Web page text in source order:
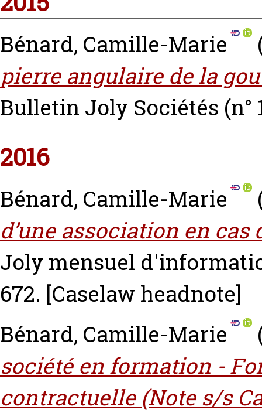
Bénard, Camille-Marie
pierre angulaire de la
Bulletin Joly Sociétés (n°
2016
Bénard, Camille-Marie
d’une association en
Joly mensuel
672. [Caselaw headnote]
Bénard, Camille-Marie
société en formation -
contractuelle (Note s/s